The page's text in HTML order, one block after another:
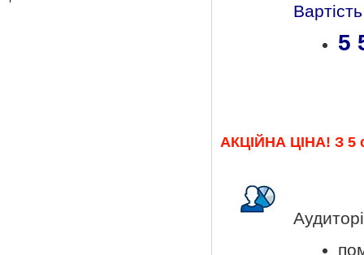
5
АКЦІЙНА ЦІНА! З 5